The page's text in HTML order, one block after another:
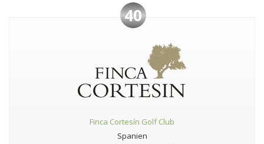
40
Finca Cortesín Golf Club
Spanien